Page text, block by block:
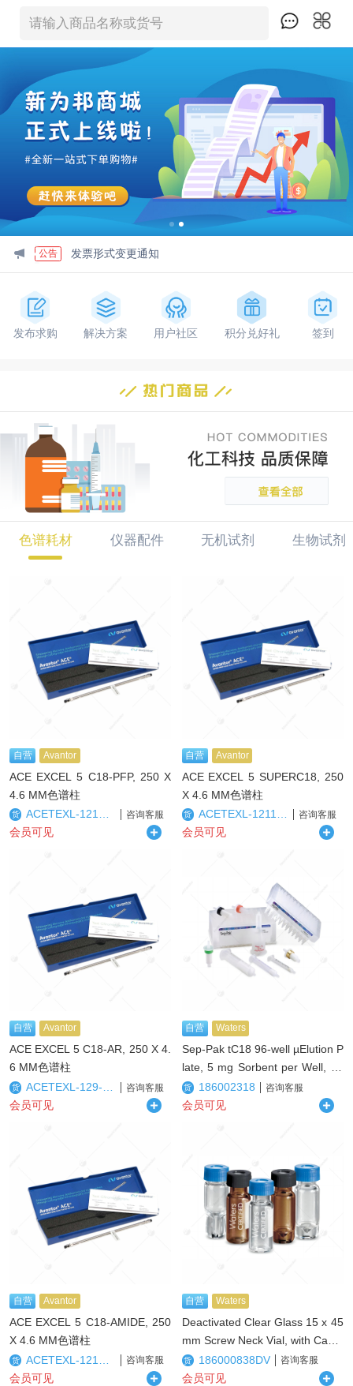
请输入商品名称或货号
活动 研小雨ELISA试剂盒使用反馈问问卷
公告 发票形式变更通知
公告 查看微信公众号
发布求购 解决方案 用户社区 积分兑好礼 签到
色谱耗材 仪器配件 无机试剂 生物试剂
自营 Avantor
ACE EXCEL 5 C18-PFP, 250 X
4.6 MM色谱柱
货 ACETEXL-1210-2546U 咨询客服
会员可见
自营 Avantor
ACE EXCEL 5 SUPERC18, 250
X 4.6 MM色谱柱
货 ACETEXL-1211-2546U 咨询客服
会员可见
自营 Avantor
ACE EXCEL 5 C18-AR, 250 X 4.
6 MM色谱柱
货 ACETEXL-129-2546U 咨询客服
会员可见
自营 Waters
Sep-Pak tC18 96-well µElution P
late, 5 mg Sorbent per Well, 37
- 55 µm, 1/pk96孔提取板
货 186002318 咨询客服
会员可见
自营 Avantor
ACE EXCEL 5 C18-AMIDE, 250
X 4.6 MM色谱柱
货 咨询客服
会员可见
自营 Waters
Deactivated Clear Glass 15 x 45
mm Screw Neck Vial, with Cap a
nd PTFE/Silicone Septum, 4 mL
Volume, 100/pk样品瓶
货 186000838DV 咨询客服
会员可见